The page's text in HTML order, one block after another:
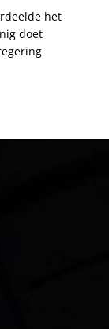
het
doet